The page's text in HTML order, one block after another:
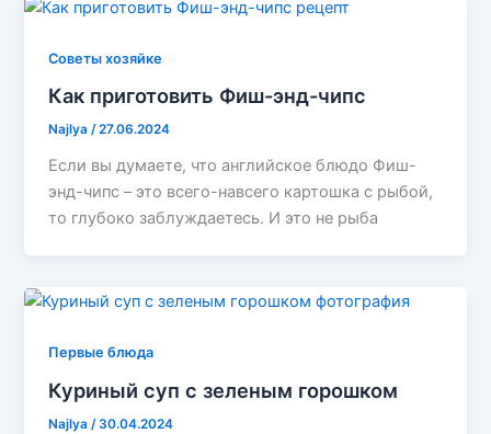
Советы хозяйке
Как приготовить Фиш-энд-чипс
Najlya/27.06.2024
Если вы думаете, что английское блюдо Фиш-
энд-чипс – это всего-навсего картошка с рыбой,
то глубоко заблуждаетесь. И это не рыба
Первые блюда
Куриный суп с зеленым горошком
Najlya /30.04.2024